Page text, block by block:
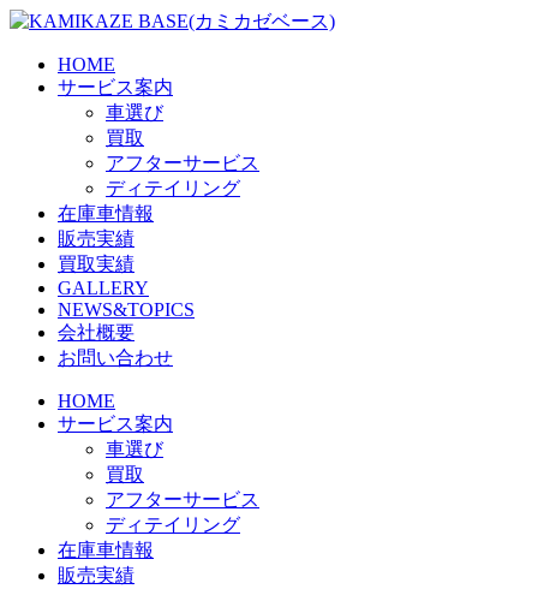
Skip
content
HOME
サービス案内
車選び
買取
アフターサービス
ディテイリング
在庫車情報
販売実績
買取実績
GALLERY
NEWS&TOPICS
会社概要
お問い合わせ
HOME
サービス案内
車選び
買取
アフターサービス
ディテイリング
在庫車情報
販売実績